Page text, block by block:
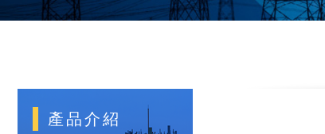
產品介紹